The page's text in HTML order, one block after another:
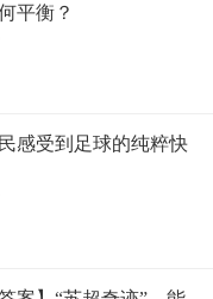
平衡？
感受到足球的纯粹快